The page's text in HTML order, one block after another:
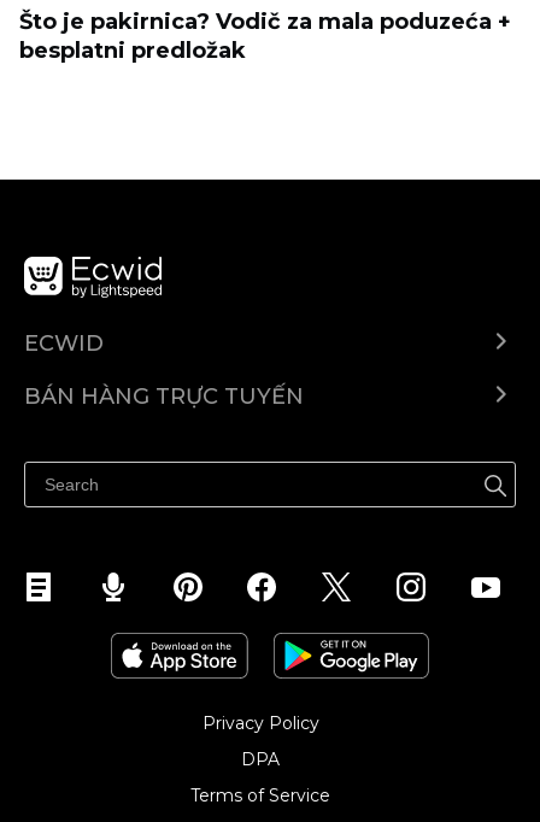
Što je pakirnica? Vodič za mala poduzeća +
besplatni predložak
ECWID
Trung tâm trợ giúp
BÁN HÀNG TRỰC TUYẾN
Quảng bá ở bất cứ đâu
Kiểm soát mọi thứ
Privacy Policy
DPA
Terms of Service